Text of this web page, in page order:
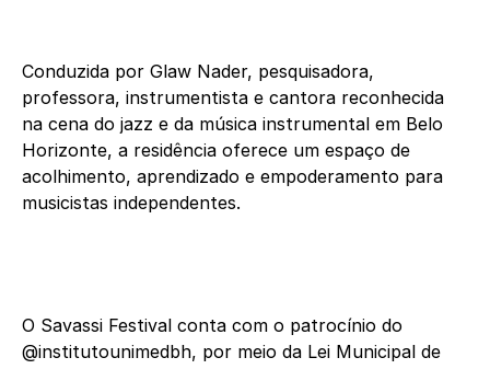
Conduzida por Glaw Nader, pesquisadora,
professora, instrumentista e cantora reconhecida
na cena do jazz e da música instrumental em Belo
Horizonte, a residência oferece um espaço de
acolhimento, aprendizado e empoderamento para
musicistas independentes.
O Savassi Festival conta com o patrocínio do
@institutounimedbh, por meio da Lei Municipal de